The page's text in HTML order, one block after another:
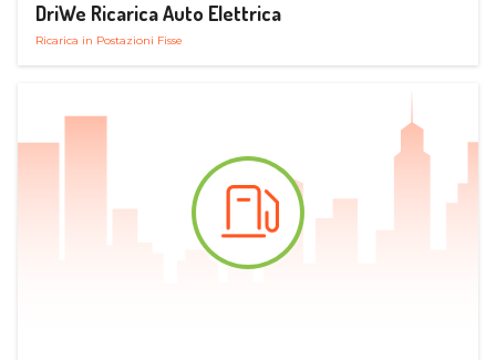
DriWe Ricarica Auto Elettrica
Ricarica in Postazioni Fisse